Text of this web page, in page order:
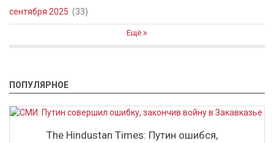
сентября 2025 (33)
Ещё
ПОПУЛЯРНОЕ
The Hindustan Times: Путин ошибся,